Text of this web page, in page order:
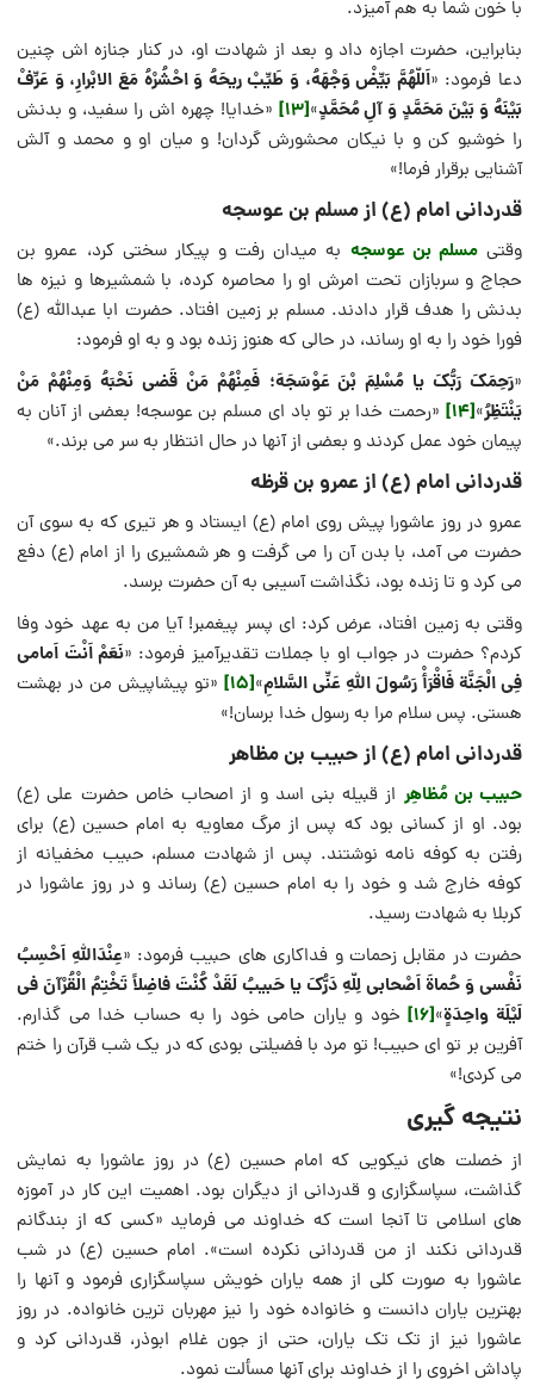
با خون شما به هم آمیزد.
بنابراین، حضرت اجازه داد و بعد از شهادت او، در کنار جنازه اش چنین
دعا فرمود: «اَللّهُمَّ بَیِّضْ وَجْهَهُ، وَ طَیِّبْ ریحَهُ وَ احْشُرْهُ مَعَ الابْرارِ، وَ عَرِّفْ
بَیْنَهُ وَ بَیْنَ مَحَمَّدٍ وَ آلِ مُحَمَّدٍ»
[13]
«خدایا! چهره اش را سفید، و بدنش
را خوشبو کن و با نیکان محشورش گردان! و میان او و محمد و آلش
آشنایی برقرار فرما!»
قدردانی امام (ع) از مسلم بن عوسجه
وقتیمسلم بن عوسجه به میدان رفت و پیکار سختی کرد، عمرو بن
حجاج و سربازان تحت امرش او را محاصره کرده، با شمشیرها و نیزه ها
بدنش را هدف قرار دادند. مسلم بر زمین افتاد. حضرت ابا عبدالله (ع)
فورا خود را به او رساند، در حالی که هنوز زنده بود و به او فرمود:
«رَحِمَکَ رَبُّکَ یا مُسْلِمَ بْنَ عَوْسَجَهَ؛ فَمِنْهُمْ مَنْ قَضی نَحْبَهُ وَمِنْهُمْ مَنْ
یَنْتَظِرُ»
[14]
«رحمت خدا بر تو باد ای مسلم بن عوسجه! بعضی از آنان به
پیمان خود عمل کردند و بعضی از آنها در حال انتظار به سر می برند.»
قدردانی امام (ع) از عمرو بن قرظه
عمرو در روز عاشورا پیش روی امام (ع) ایستاد و هر تیری که به سوی آن
حضرت می آمد، با بدن آن را می گرفت و هر شمشیری را از امام (ع) دفع
می کرد و تا زنده بود، نگذاشت آسیبی به آن حضرت برسد.
وقتی به زمین افتاد، عرض کرد: ای پسر پیغمبر! آیا من به عهد خود وفا
کردم؟ حضرت در جواب او با جملات تقدیرآمیز فرمود: «نَعَمْ اَنْتَ اَمامی
فِی الْجَنَّة فَاقْرَأْ رَسُولَ اللّهِ عَنِّی السَّلامِ»
[15]
«تو پیشاپیش من در بهشت
هستی. پس سلام مرا به رسول خدا برسان!»
قدردانی امام (ع) از حبیب بن مظاهر
حبیب بن مُظاهِر از قبیله بنی ‌اسد و از اصحاب خاص حضرت علی (ع)
بود. او از کسانی بود که پس از مرگ معاویه به امام حسین (ع) برای
رفتن به کوفه نامه نوشتند. پس از شهادت مسلم، حبیب مخفیانه از
کوفه خارج شد و خود را به امام حسین (ع) رساند و در روز عاشورا در
کربلا به شهادت رسید.
حضرت در مقابل زحمات و فداکاری های حبیب فرمود: «عِنْدَاللّهِ اَحْسِبُ
نَفْسی وَ حُماةَ اَصْحابی لِلّهِ دَرُّکَ یا حَبیبُ لَقَدْ کُنْتَ فاضِلاً تَخْتِمُ الْقُرْآنَ فی
لَیْلَة واحِدَةٍ»
[16]
خود و یاران حامی خود را به حساب خدا می گذارم.
آفرین بر تو ای حبیب! تو مرد با فضیلتی بودی که در یک شب قرآن را ختم
می کردی!»
نتیجه گیری
از خصلت های نیکویی که امام حسین (ع) در روز عاشورا به نمایش
گذاشت، سپاسگزاری و قدردانی از دیگران بود. اهمیت این کار در آموزه
های اسلامی تا آنجا است که خداوند می فرماید «کسی که از بندگانم
قدردانی نکند از من قدردانی نکرده است». امام حسین (ع) در شب
عاشورا به صورت کلی از همه یاران خویش سپاسگزاری فرمود و آنها را
بهترین یاران دانست و خانواده خود را نیز مهربان ترین خانواده. در روز
عاشورا نیز از تک تک یاران، حتی از جون غلام ابوذر، قدردانی کرد و
پاداش اخروی را از خداوند برای آنها مسألت نمود.